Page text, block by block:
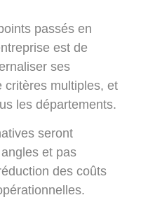
passés en
est de
ses
critères multiples, et
les départements.
seront
et pas
des coûts